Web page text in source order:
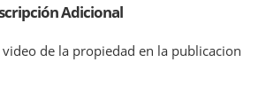
Adicional
de la propiedad en la publicacion